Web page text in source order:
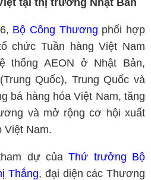
tại thị trường Nhật Bản
Bộ Công Thương phối hợp
chức Tuần hàng Việt Nam
thống AEON ở Nhật Bản,
Quốc), Trung Quốc và
bá hàng hóa Việt Nam, tăng
và mở rộng cơ hội xuất
Việt Nam.
dự củaThứ trưởng Bộ
Thắng, đại diện các Thương